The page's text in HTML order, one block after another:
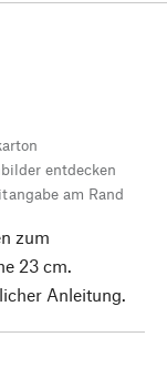
entdecken
am Rand
zum
23 cm.
Anleitung.